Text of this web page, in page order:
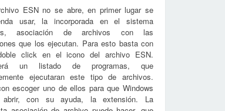
ESN no se abre, en primer lugar se
usar, la incorporada en el sistema
asociación de archivos con las
que los ejecutan. Para esto basta con
click en el icono del archivo ESN.
un listado de programas, que
ejecutaran este tipo de archivos.
escoger uno de ellos para que Windows
abrir, con su ayuda, la extensión. La